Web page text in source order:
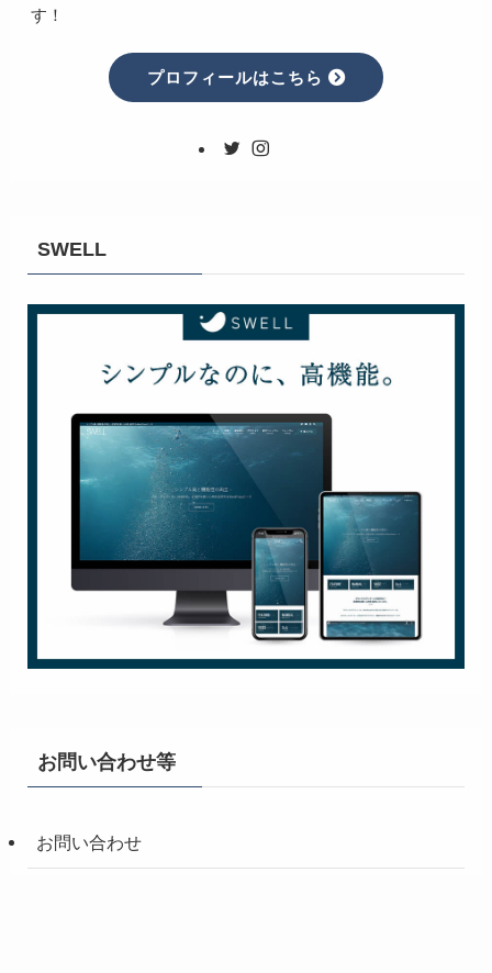
す！
プロフィールはこちら
SWELL
お問い合わせ等
お問い合わせ